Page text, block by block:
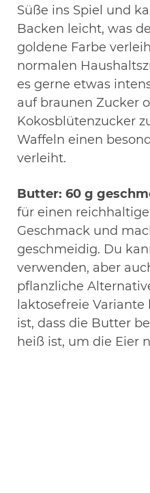
Süße ins Spiel und
Backen leicht, was
goldene Farbe
normalen
es gerne etwas
auf braunen Zucker
Kokosblütenzucker
Waffeln einen
verleiht.
Butter: 60 g
für einen
Geschmack und
geschmeidig. Du
verwenden, aber
pflanzliche
laktosefreie
ist, dass die Butter
heiß ist, um die Eier